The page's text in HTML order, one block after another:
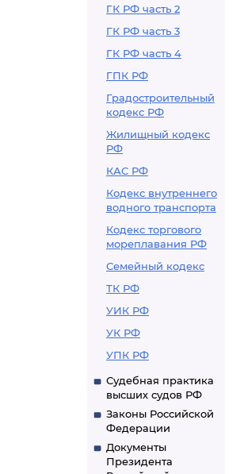
ГК РФ часть 2
ГК РФ часть 3
ГК РФ часть 4
ГПК РФ
Градостроительный
кодекс РФ
Жилищный кодекс
РФ
КАС РФ
Кодекс внутреннего
водного транспорта
Кодекс торгового
мореплавания РФ
Семейный кодекс
ТК РФ
УИК РФ
УК РФ
УПК РФ
Судебная практика
высших судов РФ
Законы Российской
Федерации
Документы
Президента